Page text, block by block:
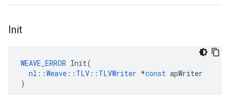
Init
WEAVE_ERROR Init(
nl ::Weave :: TLV :: TLVWriter *const apWriter
)